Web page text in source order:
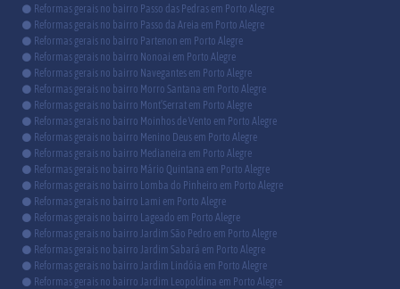
Reformas gerais no bairro Passo das Pedras em Porto Alegre
Reformas gerais no bairro Passo da Areia em Porto Alegre
Reformas gerais no bairro Partenon em Porto Alegre
Reformas gerais no bairro Nonoai em Porto Alegre
Reformas gerais no bairro Navegantes em Porto Alegre
Reformas gerais no bairro Morro Santana em Porto Alegre
Reformas gerais no bairro Mont’Serrat em Porto Alegre
Reformas gerais no bairro Moinhos de Vento em Porto Alegre
Reformas gerais no bairro Menino Deus em Porto Alegre
Reformas gerais no bairro Medianeira em Porto Alegre
Reformas gerais no bairro Mário Quintana em Porto Alegre
Reformas gerais no bairro Lomba do Pinheiro em Porto Alegre
Reformas gerais no bairro Lami em Porto Alegre
Reformas gerais no bairro Lageado em Porto Alegre
Reformas gerais no bairro Jardim São Pedro em Porto Alegre
Reformas gerais no bairro Jardim Sabará em Porto Alegre
Reformas gerais no bairro Jardim Lindóia em Porto Alegre
Reformas gerais no bairro Jardim Leopoldina em Porto Alegre